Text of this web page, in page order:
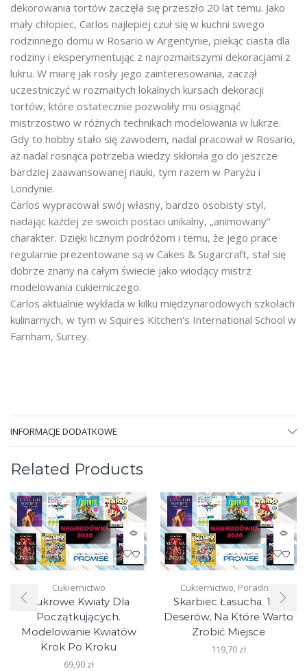
dekorowania tortów zaczęła się przeszło 20 lat temu. Jako
mały chłopiec, Carlos najlepiej czuł się w kuchni swego
rodzinnego domu w Rosario w Argentynie, piekąc ciasta dla
rodziny i eksperymentując z najrozmaitszymi dekoracjami z
lukru. W miarę jak rosły jego zainteresowania, zaczął
uczestniczyć w rozmaitych lokalnych kursach dekoracji
tortów, które ostatecznie pozwoliły mu osiągnąć
mistrzostwo w różnych technikach modelowania w lukrze.
Gdy to hobby stało się zawodem, nadal pracował w Rosario,
aż nadal rosnąca potrzeba wiedzy skłoniła go do jeszcze
bardziej zaawansowanej nauki, tym razem w Paryżu i
Londynie.
Carlos wypracował swój własny, bardzo osobisty styl,
nadając każdej ze swoich postaci unikalny, „animowany”
charakter. Dzięki licznym podróżom i temu, że jego prace
regularnie prezentowane są w Cakes & Sugarcraft, stał się
dobrze znany na całym świecie jako wiodący mistrz
modelowania cukierniczego.
Carlos aktualnie wykłada w kilku międzynarodowych szkołach
kulinarnych, w tym w Squires Kitchen’s International School w
Farnham, Surrey.
INFORMACJE DODATKOWE
Related Products
Cukiernictwo
Cukrowe Kwiaty Dla
Początkujących.
Modelowanie Kwiatów
Krok Po Kroku
69,90 zł
Cukiernictwo, Poradniki
Skarbiec Łasucha. 100
Deserów, Na Które Warto
Zrobić Miejsce
119,70 zł